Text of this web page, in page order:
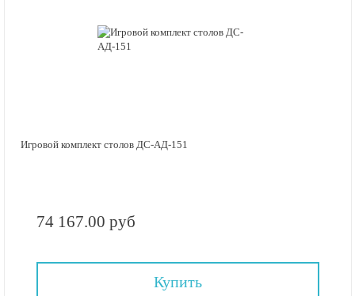
Игровой комплект столов ДС-АД-151
74 167.00 руб
Купить